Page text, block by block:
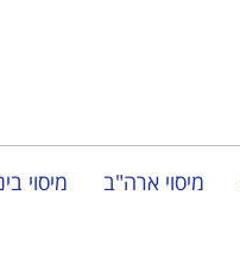
מיסוי ארה"ב מיסוי